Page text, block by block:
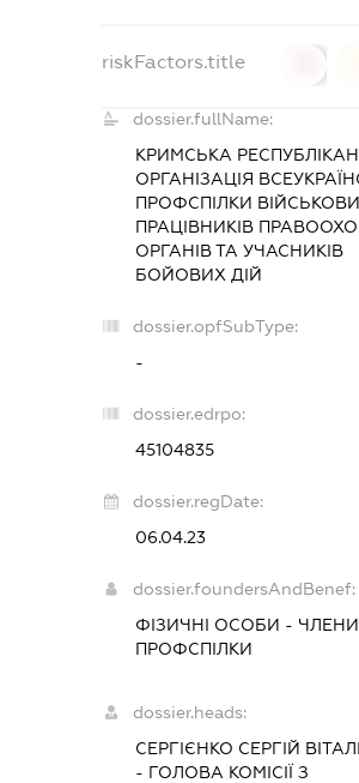
riskFactors.title
dossier.fullName:
КРИМСЬКА
ОРГАНІЗАЦІЯ
ПРОФСПІЛКИ
ПРАЦІВНИКІВ
ОРГАНІВ ТА УЧАСНИКІВ
БОЙОВИХ ДІЙ
dossier.opfSubType:
-
dossier.edrpo:
45104835
dossier.regDate:
06.04.23
dossier.foundersAndBenef:
ФІЗИЧНІ ОСОБИ - ЧЛЕНИ
ПРОФСПІЛКИ
dossier.heads:
СЕРГІЄНКО СЕРГІЙ
- ГОЛОВА КОМІСІЇ З